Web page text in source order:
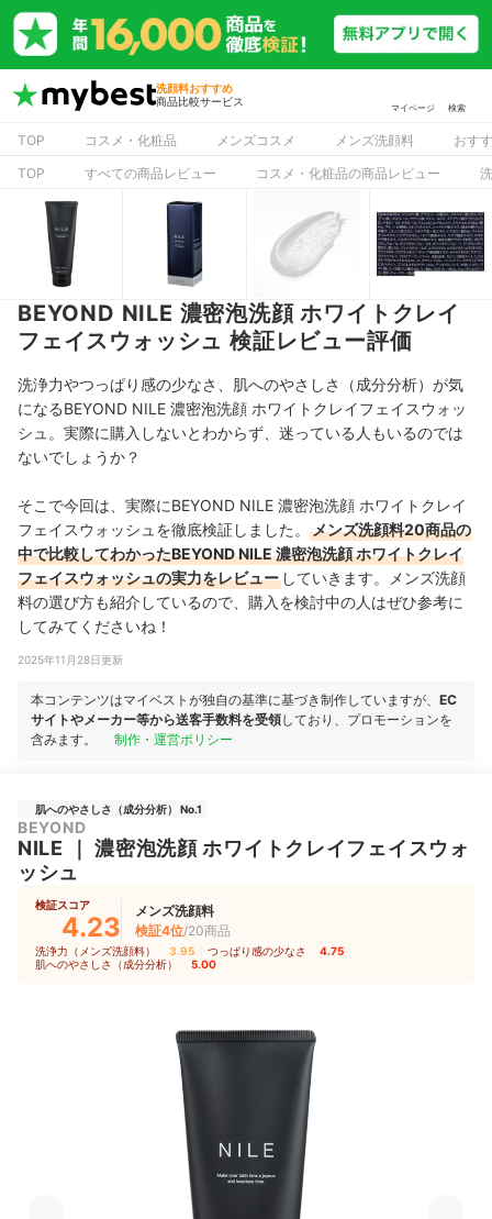
洗顔料おすすめ
商品比較サービス
マイページ 検索
TOP コスメ・化粧品 メンズコスメ メンズ洗顔料
おす
TOP
すべての商品レビュー コスメ・化粧品の商品レビュー
BEYOND NILE 濃密泡洗顔 ホワイトクレイ
フェイスウォッシュ 検証レビュー評価
洗浄力やつっぱり感の少なさ、肌へのやさしさ（成分分析）が気
になるBEYOND NILE 濃密泡洗顔 ホワイトクレイフェイスウォッ
シュ。実際に購入しないとわからず、迷っている人もいるのでは
ないでしょうか？
そこで今回は、実際にBEYOND NILE 濃密泡洗顔 ホワイトクレイ
フェイスウォッシュを徹底検証しました。
メンズ洗顔料20商品の
中で比較してわかったBEYOND NILE 濃密泡洗顔 ホワイトクレイ
フェイスウォッシュの実力をレビュー していきます。メンズ洗顔
料の選び方も紹介しているので、購入を検討中の人はぜひ参考に
してみてくださいね！
2025年11月28日更新
本コンテンツはマイベストが独自の基準に基づき制作していますが、 EC
サイトやメーカー等から送客手数料を受領しており、プロモーションを
含みます。
制作・運営ポリシー
肌へのやさしさ（成分分析） No.1
BEYOND
NILE ｜濃密泡洗顔 ホワイトクレイフェイスウォ
ッシュ
検証スコア
4.23
メンズ洗顔料
検証4位/20商品
洗浄力（メンズ洗顔料） 3.95 つっぱり感の少なさ 4.75
肌へのやさしさ（成分分析） 5.00